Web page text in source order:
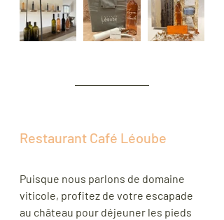
Restaurant Café Léoube
Puisque nous parlons de domaine
viticole, profitez de votre escapade
au château pour déjeuner les pieds